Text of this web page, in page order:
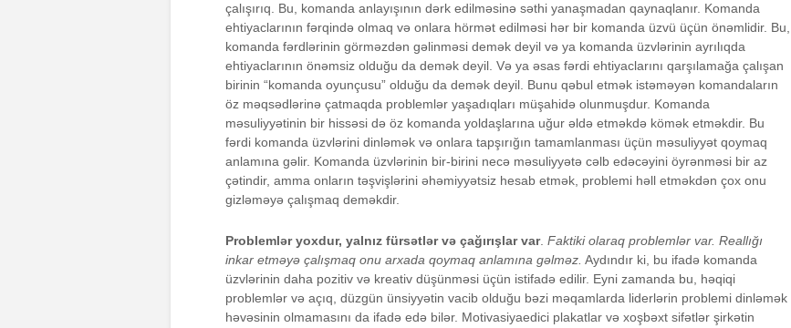
çalışırıq. Bu, komanda anlayışının dərk edilməsinə səthi yanaşmadan qaynaqlanır. Komanda
ehtiyaclarının fərqində olmaq və onlara hörmət edilməsi hər bir komanda üzvü üçün önəmlidir. Bu,
komanda fərdlərinin görməzdən gəlinməsi demək deyil və ya komanda üzvlərinin ayrılıqda
ehtiyaclarının önəmsiz olduğu da demək deyil. Və ya əsas fərdi ehtiyaclarını qarşılamağa çalışan
birinin “komanda oyunçusu” olduğu da demək deyil. Bunu qəbul etmək istəməyən komandaların
öz məqsədlərinə çatmaqda problemlər yaşadıqları müşahidə olunmuşdur. Komanda
məsuliyyətinin bir hissəsi də öz komanda yoldaşlarına uğur əldə etməkdə kömək etməkdir. Bu
fərdi komanda üzvlərini dinləmək və onlara tapşırığın tamamlanması üçün məsuliyyət qoymaq
anlamına gəlir. Komanda üzvlərinin bir-birini necə məsuliyyətə cəlb edəcəyini öyrənməsi bir az
çətindir, amma onların təşvişlərini əhəmiyyətsiz hesab etmək, problemi həll etməkdən çox onu
gizləməyə çalışmaq deməkdir.
Problemlər yoxdur, yalnız fürsətlər və çağırışlar var. Faktiki olaraq problemlər var. Reallığı
inkar etməyə çalışmaq onu arxada qoymaq anlamına gəlməz. Aydındır ki, bu ifadə komanda
üzvlərinin daha pozitiv və kreativ düşünməsi üçün istifadə edilir. Eyni zamanda bu, həqiqi
problemlər və açıq, düzgün ünsiyyətin vacib olduğu bəzi məqamlarda liderlərin problemi dinləmək
həvəsinin olmamasını da ifadə edə bilər. Motivasiyaedici plakatlar və xoşbəxt sifətlər şirkətin